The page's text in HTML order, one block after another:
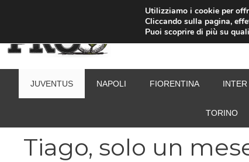
JUVENTUS NAPOLI FIORENTINA INTER
TORINO
Tiago, solo un
Utilizziamo i cookie per
Cliccando sulla pagina,
Puoi scoprire di più su